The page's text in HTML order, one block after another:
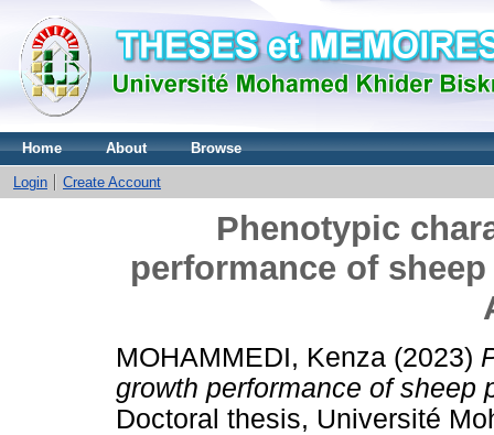
Home About Browse
Login Create Account
Phenotypic
performance of
MOHAMMEDI, Kenza (2023)
growth performance of sheep
Doctoral thesis, Université